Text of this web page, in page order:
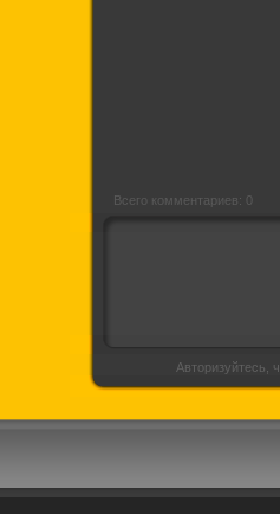
Всего комментариев: 0
Авторизуйтесь,